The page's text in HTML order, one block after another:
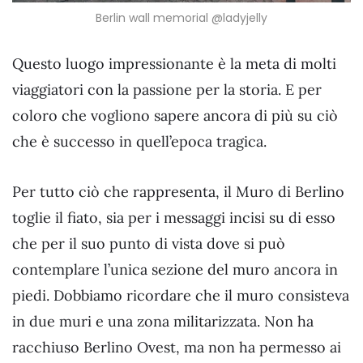
Berlin wall memorial @ladyjelly
Questo luogo impressionante è la meta di molti
viaggiatori con la passione per la storia. E per
coloro che vogliono sapere ancora di più su ciò
che è successo in quell’epoca tragica.
Per tutto ciò che rappresenta, il Muro di Berlino
toglie il fiato, sia per i messaggi incisi su di esso
che per il suo punto di vista dove si può
contemplare l’unica sezione del muro ancora in
piedi. Dobbiamo ricordare che il muro consisteva
in due muri e una zona militarizzata. Non ha
racchiuso Berlino Ovest, ma non ha permesso ai